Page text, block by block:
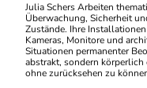
Julia Schers Arbeiten
Überwachung, Sicherheit
Zustände. Ihre
Kameras, Monitore und
Situationen permanenter
abstrakt, sondern körperlich
ohne zurücksehen zu